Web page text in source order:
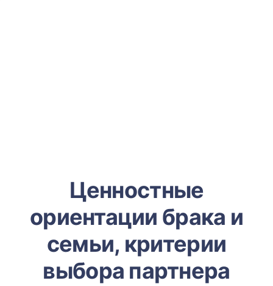
Ценностные
ориентации брака и
семьи, критерии
выбора партнера